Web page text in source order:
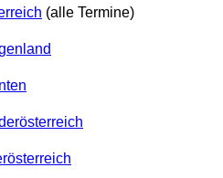
(alle Termine)